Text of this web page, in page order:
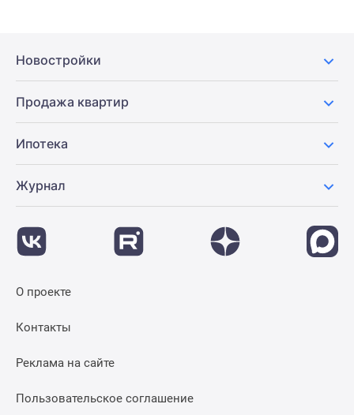
Новостройки
Продажа квартир
Ипотека
Журнал
О проекте
Контакты
Реклама на сайте
Пользовательское соглашение